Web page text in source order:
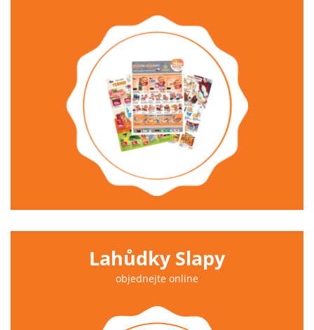
Lahůdky Slapy
objednejte online